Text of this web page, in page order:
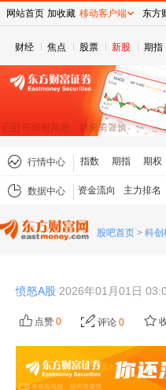
财经 焦点 股票 新股 期指
行情中心 指数 期指 期权
数据中心 资金流向 主力排名
股吧首页 > 科创
愤怒A股 2026年01月01日
点赞 0 评论 0
网站首页 加收藏 移动客户端 东方